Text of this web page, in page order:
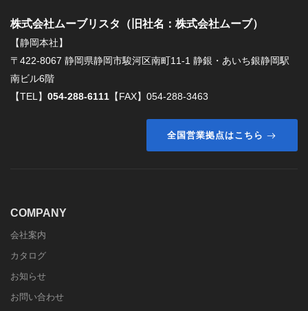
株式会社ムーブリスタ（旧社名：株式会社ムーブ）
【静岡本社】
〒422-8067 静岡県静岡市駿河区南町11-1 静銀・あいち銀静岡駅
南ビル6階
【TEL】 054-288-6111 【FAX】054-288-3463
全国営業拠点はこちら
COMPANY
会社案内
カタログ
お知らせ
お問い合わせ